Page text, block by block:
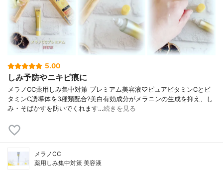
5.00
しみ予防やニキビ痕に
メラノCC薬用しみ集中対策 プレミアム美容液♡ピュアビタミンCとビ
タミンC誘導体を3種類配合?美白有効成分がメラニンの生成を抑え、し
み・そばかすを防いでくれます…続きを見る
メラノCC
薬用しみ集中対策 美容液